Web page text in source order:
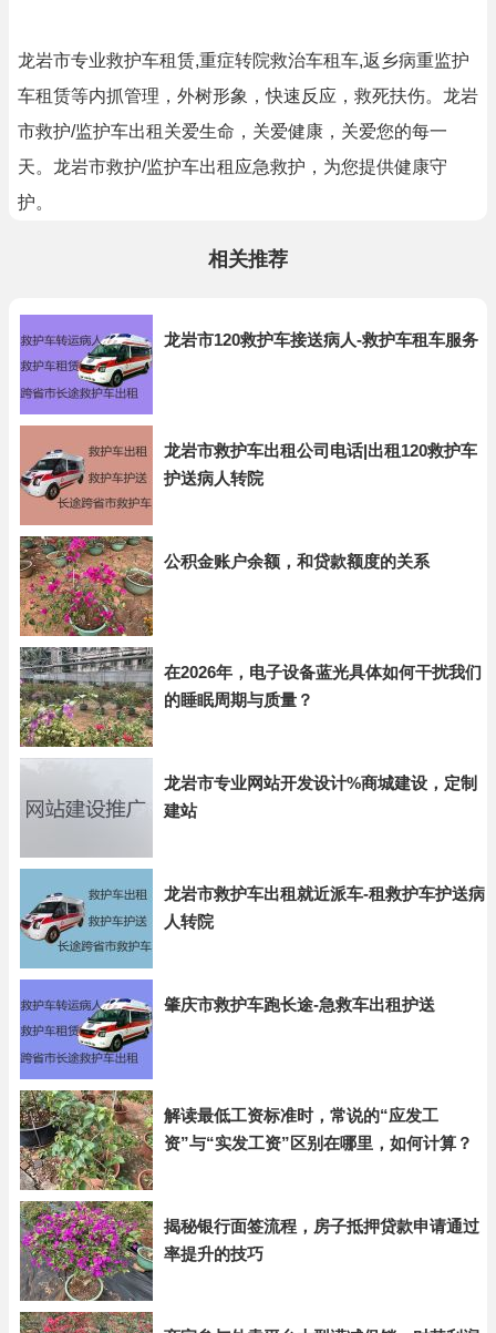
龙岩市专业救护车租赁,重症转院救治车租车,返乡病重监护
车租赁等内抓管理，外树形象，快速反应，救死扶伤。龙岩
市救护/监护车出租关爱生命，关爱健康，关爱您的每一
天。龙岩市救护/监护车出租应急救护，为您提供健康守
护。
相关推荐
龙岩市120救护车接送病人-救护车租车服务
龙岩市救护车出租公司电话|出租120救护车
护送病人转院
公积金账户余额，和贷款额度的关系
在2026年，电子设备蓝光具体如何干扰我们
的睡眠周期与质量？
龙岩市专业网站开发设计%商城建设，定制
建站
龙岩市救护车出租就近派车-租救护车护送病
人转院
肇庆市救护车跑长途-急救车出租护送
解读最低工资标准时，常说的“应发工
资”与“实发工资”区别在哪里，如何计算？
揭秘银行面签流程，房子抵押贷款申请通过
率提升的技巧